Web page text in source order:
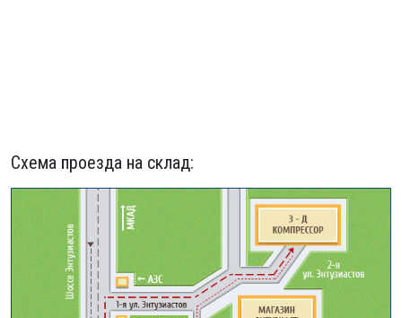
Схема проезда на склад: